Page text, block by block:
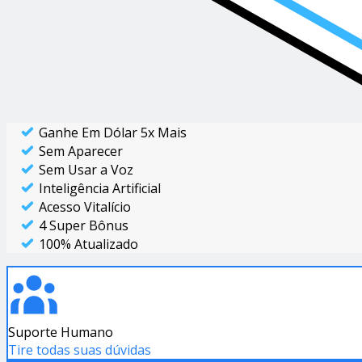
Ganhe Em Dólar 5x Mais
Sem Aparecer
Sem Usar a Voz
Inteligência Artificial
Acesso Vitalício
4 Super Bônus
100% Atualizado
Suporte Humano
Tire todas suas dúvidas